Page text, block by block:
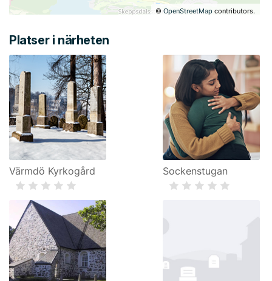
©OpenStreetMap contributors.
Platser i närheten
Värmdö Kyrkogård Sockenstugan